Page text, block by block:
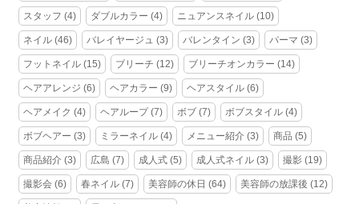
スタッフ (4) ダブルカラー (4) ニュアンスネイル (10)
ネイル (46) バレイヤージュ (3) バレンタイン (3) パーマ (3)
フットネイル (15) ブリーチ (12) ブリーチオンカラー (14)
ヘアアレンジ (6) ヘアカラー (9) ヘアスタイル (6)
ヘアメイク (4) ヘアループ(7) ボブ (7) ボブスタイル (4)
ボブヘアー (3) ミラーネイル (4) メニュー紹介 (3) 商品 (5)
商品紹介 (3) 広島 (7) 成人式 (5) 成人式ネイル (3) 撮影 (19)
撮影会 (6) 春ネイル (7) 美容師の休日 (64) 美容師の放課後 (12)